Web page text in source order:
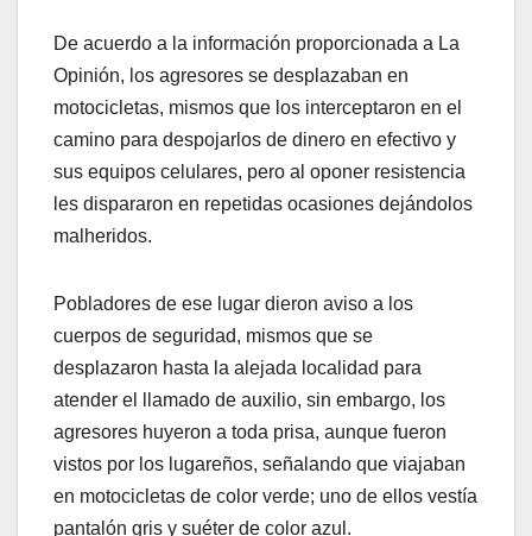
De acuerdo a la información proporcionada a La
Opinión, los agresores se desplazaban en
motocicletas, mismos que los interceptaron en el
camino para despojarlos de dinero en efectivo y
sus equipos celulares, pero al oponer resistencia
les dispararon en repetidas ocasiones dejándolos
malheridos.
Pobladores de ese lugar dieron aviso a los
cuerpos de seguridad, mismos que se
desplazaron hasta la alejada localidad para
atender el llamado de auxilio, sin embargo, los
agresores huyeron a toda prisa, aunque fueron
vistos por los lugareños, señalando que viajaban
en motocicletas de color verde; uno de ellos vestía
pantalón gris y suéter de color azul.